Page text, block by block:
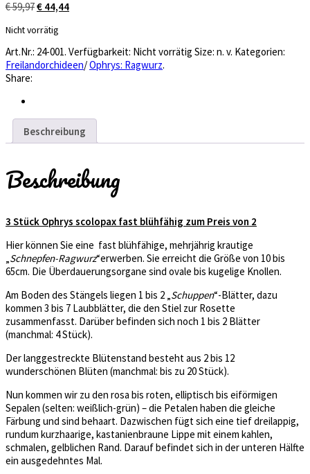
€59,97Ursprünglicher
war:
€ 59,97
€ 44,44Aktueller
€ 44,44.
Nicht vorrätig
Art.Nr.: 24-001. Verfügbarkeit: Nicht vorrätig Size: n. v. Kategorien:
Freilandorchideen/Ophrys: Ragwurz.
Share:
Beschreibung
Beschreibung
3 Stück Ophrys scolopax fast blühfähig zum Preis von 2
Hier können Sie eine fast blühfähige, mehrjährig krautige
„Schnepfen-Ragwurz“erwerben. Sie erreicht die Größe von 10 bis
65cm. Die Überdauerungsorgane sind ovale bis kugelige Knollen.
Am Boden des Stängels liegen 1 bis 2 „Schuppen“-Blätter, dazu
kommen 3 bis 7 Laubblätter, die den Stiel zur Rosette
zusammenfasst. Darüber befinden sich noch 1 bis 2 Blätter
(manchmal: 4 Stück).
Der langgestreckte Blütenstand besteht aus 2 bis 12
wunderschönen Blüten (manchmal: bis zu 20 Stück).
Nun kommen wir zu den rosa bis roten, elliptisch bis eiförmigen
Sepalen (selten: weißlich-grün) – die Petalen haben die gleiche
Färbung und sind behaart. Dazwischen fügt sich eine tief dreilappig,
rundum kurzhaarige, kastanienbraune Lippe mit einem kahlen,
schmalen, gelblichen Rand. Darauf befindet sich in der unteren Hälfte
ein ausgedehntes Mal.